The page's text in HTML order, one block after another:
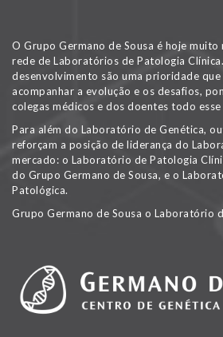
O Grupo Germano de Sousa é hoje muito
rede de Laboratórios de Patologia
desenvolvimento são uma prioridade
acompanhar a evolução e os desafios,
colegas médicos e dos doentes todo esse
Para além do Laboratório de Genética,
reforçam a posição de liderança do
mercado: o Laboratório de Patologia
do Grupo Germano de Sousa, e o
Patológica.
Grupo Germano de Sousa o Laboratório